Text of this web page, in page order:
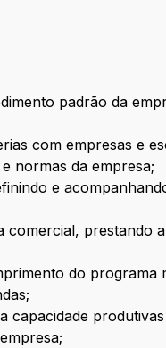
padrão da
com empresas e
normas da empresa;
e
prestando
do programa